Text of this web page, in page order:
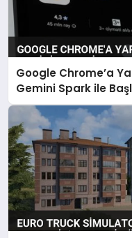
Google Chrome’a
Gemini Spark ile